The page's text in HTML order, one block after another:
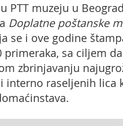
PTT muzeju u
Doplatne poštanske
se i ove godine
primeraka, sa ciljem
zbrinjavanju
interno raseljenih lica